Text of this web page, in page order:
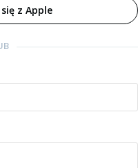
z Apple